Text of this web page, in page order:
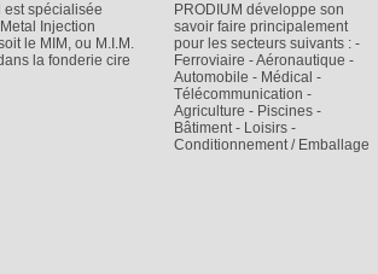
est spécialisée
Injection
le MIM, ou M.I.M.
la fonderie cire
PRODIUM développe son
savoir faire principalement
pour les secteurs suivants : -
Ferroviaire - Aéronautique -
Automobile - Médical -
Télécommunication -
Agriculture - Piscines -
Bâtiment - Loisirs -
Conditionnement / Emballage